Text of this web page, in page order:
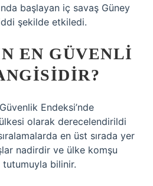
başlayan iç savaş Güney
şekilde etkiledi.
EN GÜVENLI
Endeksi’nde
olarak derecelendirildi
en üst sırada yer
nadirdir ve ülke komşu
tutumuyla bilinir.